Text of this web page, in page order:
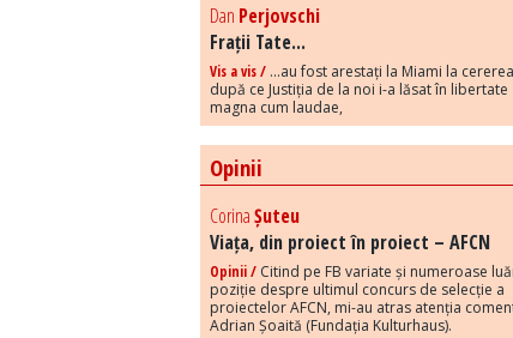
Dan Perjovschi
Frații Tate...
Vis a vis / ...au fost arestați la Miami la
după ce Justiția de la noi i-a lăsat în libertate
magna cum laudae,
Opinii
CorinaȘuteu
Viața, din proiect în proiect – AFCN
Opinii / Citind pe FB variate și numeroase
poziție despre ultimul concurs de selecție a
proiectelor AFCN, mi-au atras atenția
Adrian Șoaită (Fundația Kulturhaus).